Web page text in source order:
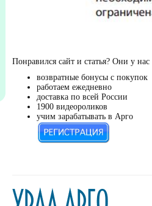
Понравился сайт и статья? Они у
возвратные бонусы с покупок
работаем ежедневно
доставка по всей России
1900 видеороликов
учим зарабатывать в Арго